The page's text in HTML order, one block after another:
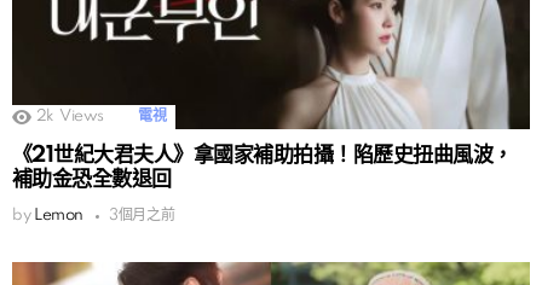
2k Views 電視
《21世紀大君夫人》拿國家補助拍攝！陷歷史扭曲風波，
補助金恐全數退回
by Lemon 3個月之前